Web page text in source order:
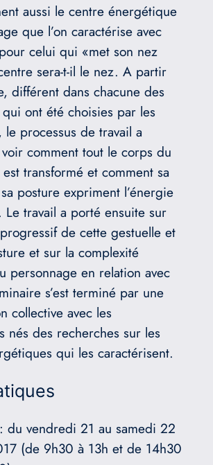
aussi le centre énergétique
que l’on caractérise avec
celui qui «met son nez
sera-t-il le nez. A partir
différent dans chacune des
ont été choisies par les
le processus de travail a
comment tout le corps du
transformé et comment sa
posture expriment l’énergie
Le travail a porté ensuite sur
progressif de cette gestuelle et
et sur la complexité
personnage en relation avec
s’est terminé par une
collective avec les
nés des recherches sur les
qui les caractérisent.
: du vendredi 21 au samedi 22
(de 9h30 à 13h et de 14h30